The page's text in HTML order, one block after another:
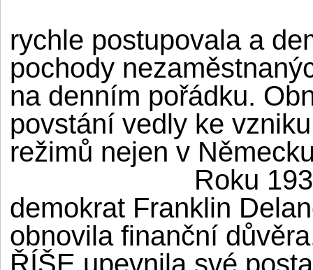
rychle postupovala a
pochody
na denním pořádku.
povstání vedly ke
režimů nejen v
Roku
demokrat Franklin
obnovila finanční
ŘÍŠE upevnila své